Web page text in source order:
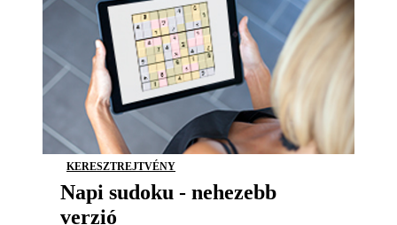
KERESZTREJTVÉNY
Napi sudoku - nehezebb
verzió